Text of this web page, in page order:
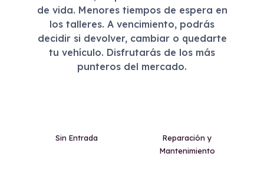
de vida. Menores tiempos de espera en
los talleres. A vencimiento, podrás
decidir si devolver, cambiar o quedarte
tu vehículo. Disfrutarás de los más
punteros del mercado.
Sin Entrada
Reparación y
Mantenimiento